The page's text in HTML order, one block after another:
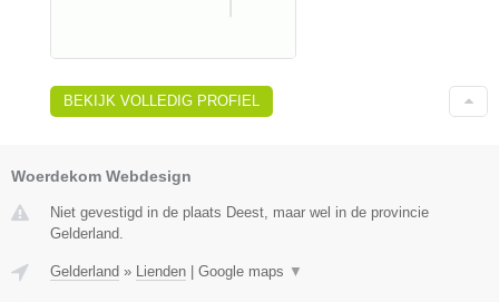
BEKIJK VOLLEDIG PROFIEL
Woerdekom Webdesign
Niet gevestigd in de plaats Deest, maar wel in de provincie
Gelderland.
Gelderland » Lienden Google maps ▼